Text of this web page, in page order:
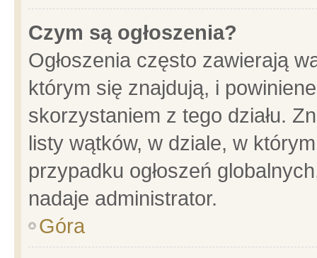
Czym są ogłoszenia?
Ogłoszenia często zawierają
którym się znajdują, i
skorzystaniem z tego działu.
listy wątków, w dziale, w
przypadku ogłoszeń
nadaje administrator.
Góra